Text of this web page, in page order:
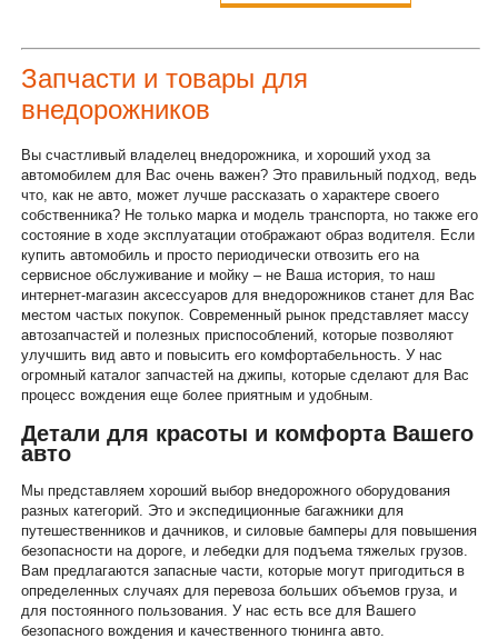
Запчасти и товары для
внедорожников
Вы счастливый владелец внедорожника, и хороший уход за
автомобилем для Вас очень важен? Это правильный подход, ведь
что, как не авто, может лучше рассказать о характере своего
собственника? Не только марка и модель транспорта, но также его
состояние в ходе эксплуатации отображают образ водителя. Если
купить автомобиль и просто периодически отвозить его на
сервисное обслуживание и мойку – не Ваша история, то наш
интернет-магазин аксессуаров для внедорожников станет для Вас
местом частых покупок. Современный рынок представляет массу
автозапчастей и полезных приспособлений, которые позволяют
улучшить вид авто и повысить его комфортабельность. У нас
огромный каталог запчастей на джипы, которые сделают для Вас
процесс вождения еще более приятным и удобным.
Детали для красоты и комфорта Вашего
авто
Мы представляем хороший выбор внедорожного оборудования
разных категорий. Это и экспедиционные багажники для
путешественников и дачников, и силовые бамперы для повышения
безопасности на дороге, и лебедки для подъема тяжелых грузов.
Вам предлагаются запасные части, которые могут пригодиться в
определенных случаях для перевоза больших объемов груза, и
для постоянного пользования. У нас есть все для Вашего
безопасного вождения и качественного тюнинга авто.